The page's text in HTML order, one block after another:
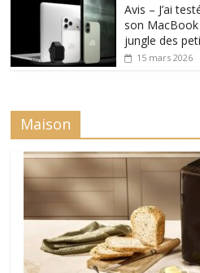
Avis – J’ai
son
jungle des
15 mars 2026
Maison